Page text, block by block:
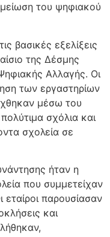
του ψηφιακού
βασικές εξελίξεις
της Δέσμης
Αλλαγής. Οι
των εργαστηρίων
μέσω του
σχόλια και
σχολεία σε
ήταν η
που συμμετείχαν
εταίροι παρουσίασαν
και